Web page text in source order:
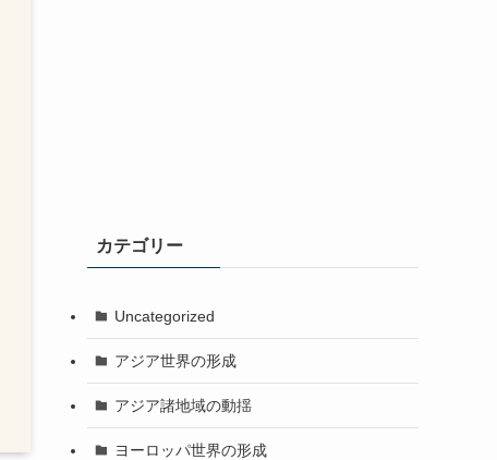
カテゴリー
Uncategorized
アジア世界の形成
アジア諸地域の動揺
ヨーロッパ世界の形成